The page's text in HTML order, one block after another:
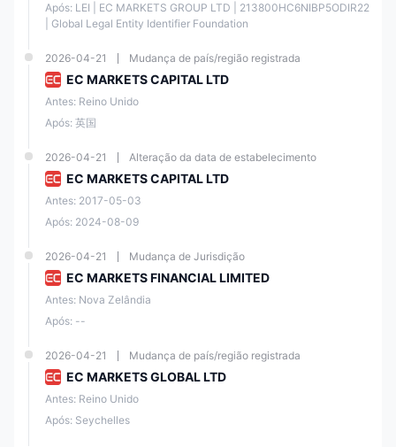
Após: LEI | EC MARKETS GROUP LTD | 213800HC6NIBP5ODIR22
| Global Legal Entity Identifier Foundation
2026-04-21 Mudança de país/região registrada
EC MARKETS CAPITAL LTD
Antes: Reino Unido
Após: 英国
2026-04-21 Alteração da data de estabelecimento
EC MARKETS CAPITAL LTD
Antes: 2017-05-03
Após: 2024-08-09
2026-04-21 Mudança de Jurisdição
EC MARKETS FINANCIAL LIMITED
Antes: Nova Zelândia
Após: --
2026-04-21 Mudança de país/região registrada
EC MARKETS GLOBAL LTD
Antes: Reino Unido
Após: Seychelles